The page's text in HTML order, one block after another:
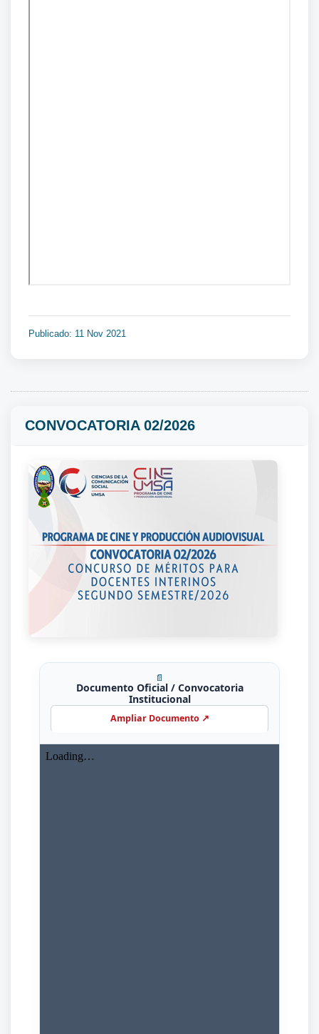
Publicado: 11 Nov 2021
CONVOCATORIA 02/2026
📄
Documento Oficial / Convocatoria
Institucional
Ampliar Documento ↗